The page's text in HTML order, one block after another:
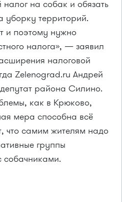
налог на собак и обязать
уборку территорий.
и поэтому нужно
налога», — заявил
налоговой
Zelenograd.ru Андрей
района Силино.
как в Крюково,
мера способна всё
что самим жителям надо
группы
собачниками.